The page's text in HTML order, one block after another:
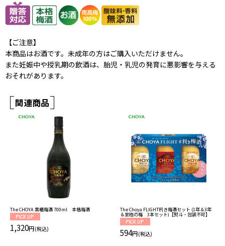
【ご注意】
本商品はお酒です。未成年の方はご購入いただけません。
また妊娠中や授乳期の飲酒は、胎児・乳児の発育に悪影響を与える
おそれがあります。
関連商品
The CHOYA 黒糖梅酒 700ml 本格梅酒
1,320円(税込)
The Choya FLIGHT利き梅酒セット (1年＆3年
＆至極の梅 3本セット)【熨斗・包装不可】
594円(税込)